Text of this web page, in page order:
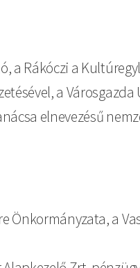
a Rákóczi a
a
elnevezésű
Önkormányzata, a